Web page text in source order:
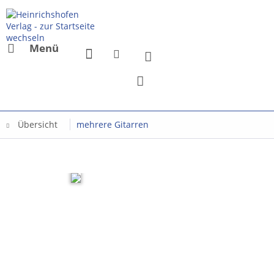
Menü
Übersicht mehrere Gitarren